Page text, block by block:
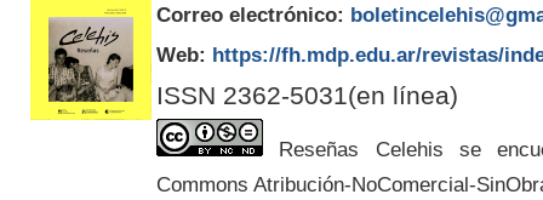
Correo electrónico:
Web: https://fh.mdp.edu.ar/revistas/
ISSN 2362-5031(en línea)
Reseñas Celehis se
Commons Atribución-NoComercial-